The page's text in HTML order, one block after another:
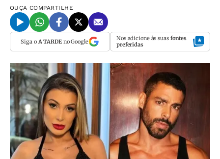
OUÇA COMPARTILHE
Siga o A TARDEno Google Nos adicione às suas fontes
preferidas